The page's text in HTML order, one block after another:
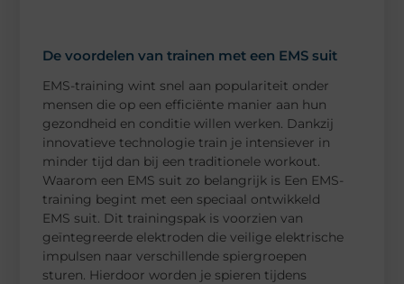
De voordelen van trainen met een EMS suit
EMS-training wint snel aan populariteit onder
mensen die op een efficiënte manier aan hun
gezondheid en conditie willen werken. Dankzij
innovatieve technologie train je intensiever in
minder tijd dan bij een traditionele workout.
Waarom een EMS suit zo belangrijk is Een EMS-
training begint met een speciaal ontwikkeld
EMS suit. Dit trainingspak is voorzien van
geïntegreerde elektroden die veilige elektrische
impulsen naar verschillende spiergroepen
sturen. Hierdoor worden je spieren tijdens